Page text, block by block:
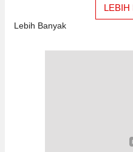
LEBIH
Lebih Banyak